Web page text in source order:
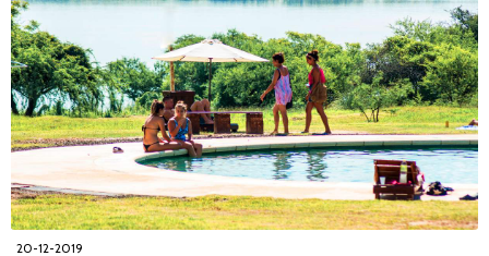
20-12-2019